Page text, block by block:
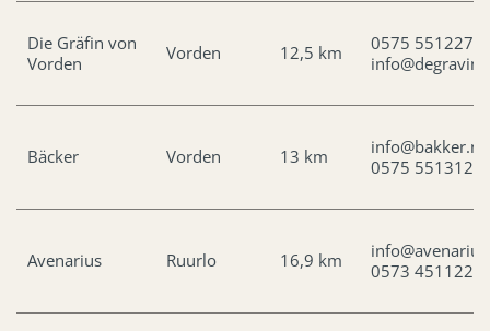
Die Gräfin von
Vorden
Vorden 12,5 km
0575 551227
Bäcker Vorden 13 km
info@bakker.nl
0575 551312
Avenarius Ruurlo 16,9 km
0573 451122